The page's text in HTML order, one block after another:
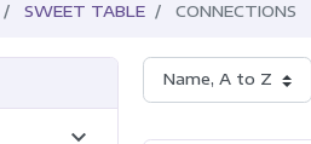
SWEET TABLE CONNECTIONS

Name, A to Z